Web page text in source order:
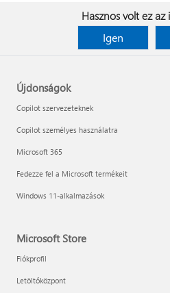
Hasznos volt ez az
Igen
Újdonságok
Copilot szervezeteknek
Copilot személyes használatra
Microsoft 365
Fedezze fel a Microsoft termékeit
Windows 11-alkalmazások
Microsoft Store
Fiókprofil
Letöltőközpont